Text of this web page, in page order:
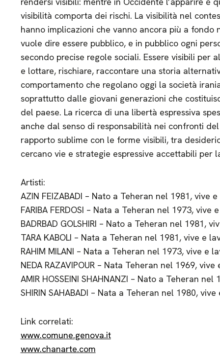
visibilità comporta dei rischi. La visibilità nel
hanno implicazioni che vanno ancora più a fondo
vuole dire essere pubblico, e in pubblico ogni
secondo precise regole sociali. Essere visibili per
e lottare, rischiare, raccontare una storia
comportamento che regolano oggi la società
soprattutto dalle giovani generazioni che
del paese. La ricerca di una libertà espressiva
anche dal senso di responsabilità nei confronti
rapporto sublime con le forme visibili, tra
cercano vie e strategie espressive accettabili per
Artisti:
AZIN FEIZABADI – Nato a Teheran nel 1981, vive
FARIBA FERDOSI – Nata a Teheran nel 1973, vive
BADRBAD GOLSHIRI – Nato a Teheran nel 1981,
TARA KABOLI – Nata a Teheran nel 1981, vive e
RAHIM MILANI – Nata a Teheran nel 1973, vive e
NEDA RAZAVIPOUR – Nata Teheran nel 1969,
AMIR HOSSEINI SHAHNANZI – Nato a Teheran
SHIRIN SAHABADI – Nata a Teheran nel 1980,
Link correlati:
www.comune.genova.it
www.chanarte.com